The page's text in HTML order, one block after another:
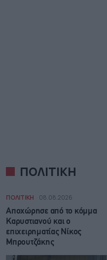
ΠΟΛΙΤΙΚΗ
ΠΟΛΙΤΙΚΗ 08.08.2026
Αποχώρησε από το κόμμα
Καρυστιανού και ο
επιχειρηματίας Νίκος
Μπρουτζάκης